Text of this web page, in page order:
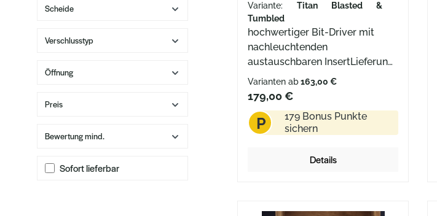
Scheide
Verschlusstyp
Öffnung
Preis
Bewertung mind.
Sofort lieferbar
Variante: Titan Blasted &
Tumbled
hochwertiger Bit-Driver mit
nachleuchtenden
austauschbaren InsertLieferung
mit zwei T8 Bits und einem
bereits installierten Insertein Bit
befindet sich verstaut im
Griffgefertigt Kanada Der
Phoenix Bit Driver von Griffin Co.
Werkzeug, sondern auch eine
separate Schraubendreher zu
Varianten ab163,00 €
179,00 €
P
179 Bonus Punkte
sichern
Details